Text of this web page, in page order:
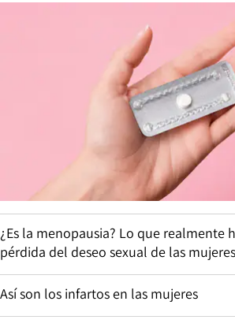
¿Es la menopausia? Lo que realmente
pérdida del deseo sexual de las mujeres
Así son los infartos en las mujeres